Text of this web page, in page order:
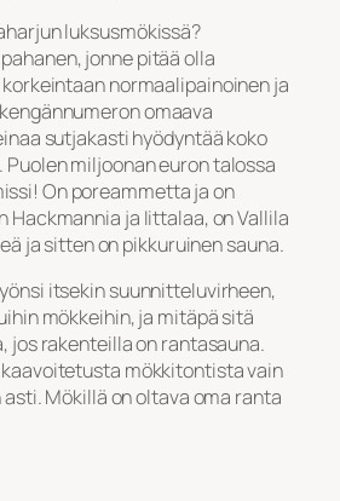
luksusmökissä?
jonne pitää olla
normaalipainoinen ja
omaava
sutjakasti hyödyntää koko
miljoonan euron talossa
On poreammetta ja on
Hackmannia ja Iittalaa, on Vallila
ja sitten on pikkuruinen sauna.
itsekin suunnitteluvirheen,
mökkeihin, ja mitäpä sitä
jos rakenteilla on rantasauna.
kaavoitetusta mökkitontista vain
asti. Mökillä on oltava oma ranta